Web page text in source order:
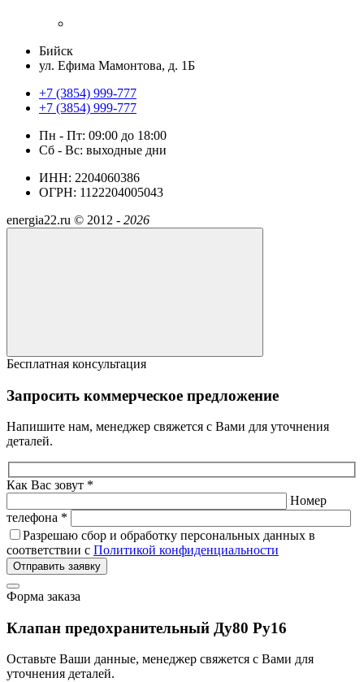
Бийск
ул. Ефима Мамонтова, д. 1Б
+7 (3854) 999-777
+7 (3854) 999-777
Пн - Пт: 09:00 до 18:00
Сб - Вс: выходные дни
ИНН: 2204060386
ОГРН: 1122204005043
energia22.ru © 2012 - 2026
Бесплатная консультация
Запросить коммерческое предложение
Напишите нам, менеджер свяжется с Вами для уточнения
деталей.
Как Вас зовут *
Номер
телефона *
Разрешаю сбор и обработку персональных данных в
соответствии с Политикой конфиденциальности
Отправить заявку
Форма заказа
Клапан предохранительный Ду80 Ру16
Оставьте Ваши данные, менеджер свяжется с Вами для
уточнения деталей.